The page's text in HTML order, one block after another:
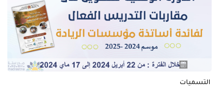
التسميات